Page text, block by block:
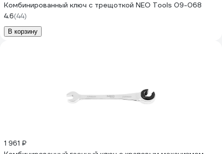
Комбинированный ключ с трещоткой NEO Tools 09-068
4.6(44)
В корзину
1 961 ₽